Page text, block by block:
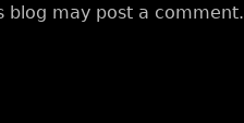
blog may post a comment.